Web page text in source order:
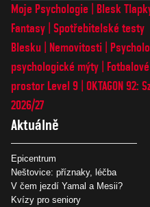
Moje Psychologie Blesk
Fantasy Spotřebitelské testy
Blesku
Nemovitosti
psychologické mýty
prostor Level 9 OKTAGON 92:
2026/27
Aktuálně
Epicentrum
Neštovice: příznaky, léčba
V čem jezdí Yamal a Mesii?
Kvízy pro seniory